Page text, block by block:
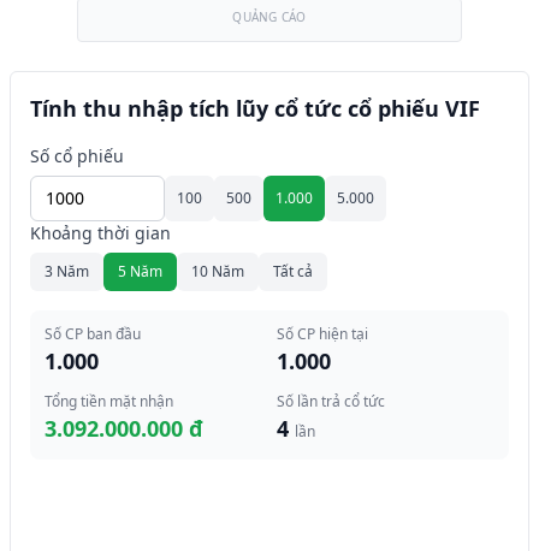
QUẢNG CÁO
Tính thu nhập tích lũy cổ tức cổ phiếu VIF
Số cổ phiếu
100 500 1.000 5.000
Khoảng thời gian
3 Năm 5 Năm 10 Năm Tất cả
Số CP ban đầu
1.000
Số CP hiện tại
1.000
Tổng tiền mặt nhận
3.092.000.000 đ
Số lần trả cổ tức
4 lần